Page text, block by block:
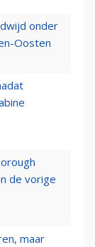
onder
Oosten
de vorige
maar